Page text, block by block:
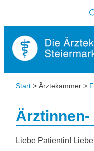
Start > Ärztekammer >
Liebe Patientin!